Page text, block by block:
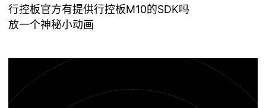
行控板官方有提供行控板M10的SDK吗
放一个神秘小动画